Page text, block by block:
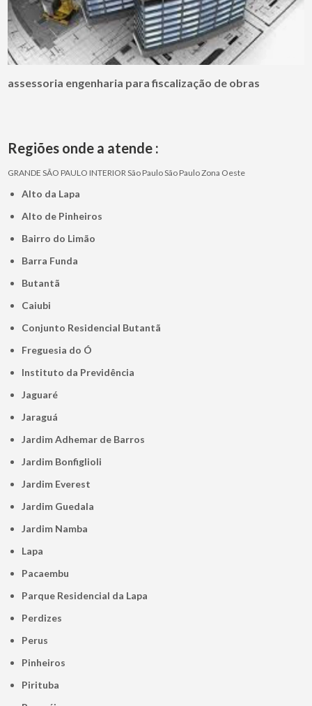
assessoria engenharia para fiscalização de obras
Regiões onde a atende :
GRANDE SÃO PAULO INTERIOR São PauloSão PauloZona Oeste
Alto da Lapa
Alto de Pinheiros
Bairro do Limão
Barra Funda
Butantã
Caiubi
Conjunto Residencial Butantã
Freguesia do Ó
Instituto da Previdência
Jaguaré
Jaraguá
Jardim Adhemar de Barros
Jardim Bonfiglioli
Jardim Everest
Jardim Guedala
Jardim Namba
Lapa
Pacaembu
Parque Residencial da Lapa
Perdizes
Perus
Pinheiros
Pirituba